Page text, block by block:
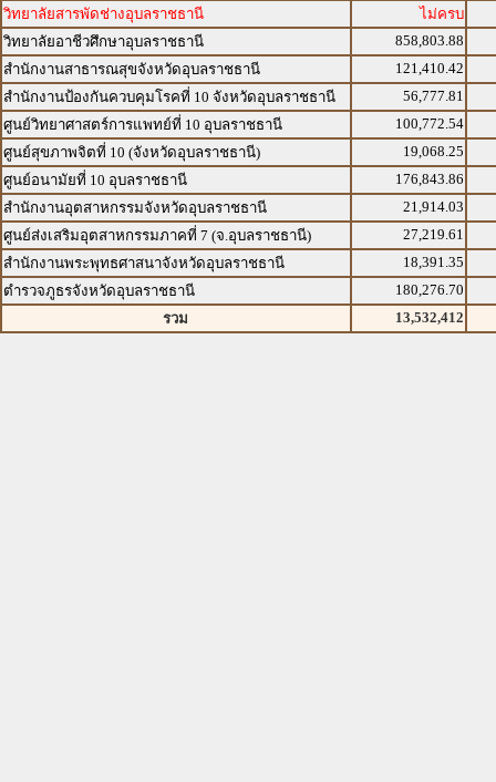
วิทยาลัยสารพัดช่างอุบลราชธานี
ไม่ครบ
วิทยาลัยอาชีวศึกษาอุบลราชธานี
858,803.88
สำนักงานสาธารณสุขจังหวัดอุบลราชธานี
121,410.42
สำนักงานป้องกันควบคุมโรคที่ 10 จังหวัดอุบลราชธานี
56,777.81
ศูนย์วิทยาศาสตร์การแพทย์ที่ 10 อุบลราชธานี
100,772.54
ศูนย์สุขภาพจิตที่ 10 (จังหวัดอุบลราชธานี)
19,068.25
ศูนย์อนามัยที่ 10 อุบลราชธานี
176,843.86
สำนักงานอุตสาหกรรมจังหวัดอุบลราชธานี
21,914.03
ศูนย์ส่งเสริมอุตสาหกรรมภาคที่ 7 (จ.อุบลราชธานี)
27,219.61
สำนักงานพระพุทธศาสนาจังหวัดอุบลราชธานี
18,391.35
ตำรวจภูธรจังหวัดอุบลราชธานี
180,276.70
รวม
13,532,412